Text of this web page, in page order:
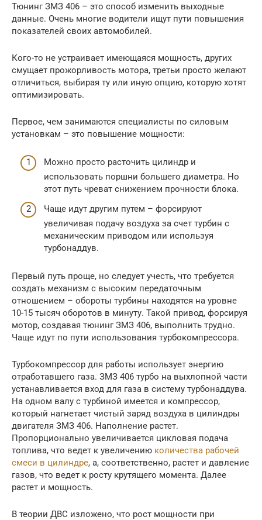
Тюнинг ЗМЗ 406 – это способ изменить выходные
данные. Очень многие водители ищут пути повышения
показателей своих автомобилей.
Кого-то не устраивает имеющаяся мощность, других
смущает прожорливость мотора, третьи просто желают
отличиться, выбирая ту или иную опцию, которую хотят
оптимизировать.
Первое, чем занимаются специалисты по силовым
установкам – это повышение мощности:
Можно просто расточить цилиндр и
использовать поршни большего диаметра. Но
этот путь чреват снижением прочности блока.
Чаще идут другим путем – форсируют
увеличивая подачу воздуха за счет турбин с
механическим приводом или используя
турбонаддув.
Первый путь проще, но следует учесть, что требуется
создать механизм с высоким передаточным
отношением – обороты турбины находятся на уровне
10-15 тысяч оборотов в минуту. Такой привод, форсируя
мотор, создавая тюнинг ЗМЗ 406, выполнить трудно.
Чаще идут по пути использования турбокомпрессора.
Турбокомпрессор для работы использует энергию
отработавшего газа. ЗМЗ 406 турбо на выхлопной части
устанавливается вход для газа в систему турбонаддува.
На одном валу с турбиной имеется и компрессор,
который нагнетает чистый заряд воздуха в цилиндры
двигателя ЗМЗ 406. Наполнение растет.
Пропорционально увеличивается цикловая подача
топлива, что ведет к увеличению количества рабочей
смеси в цилиндре, а, соответственно, растет и давление
газов, что ведет к росту крутящего момента. Далее
растет и мощность.
В теории ДВС изложено, что рост мощности при